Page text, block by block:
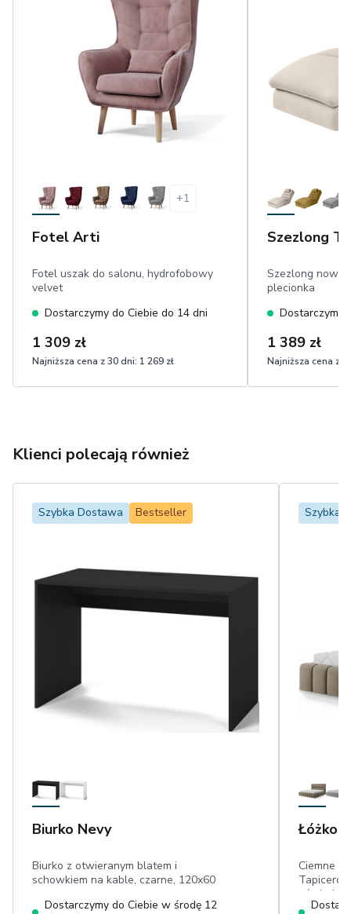
+1
Fotel Arti
Fotel uszak do salonu, hydrofobowy
velvet
Dostarczymy do Ciebie do 14 dni
1 309 zł
Najniższa cena z 30 dni: 1 269 zł
Szezlong
Szezlong
plecionka
Dostarczymy
1 389 zł
Najniższa cena z
Klienci polecają również
Szybka Dostawa Bestseller
Biurko Nevy
Biurko z otwieranym blatem i
schowkiem na kable, czarne, 120x60
Dostarczymy do Ciebie w środę 12
Szybka
Łóżko
Ciemne